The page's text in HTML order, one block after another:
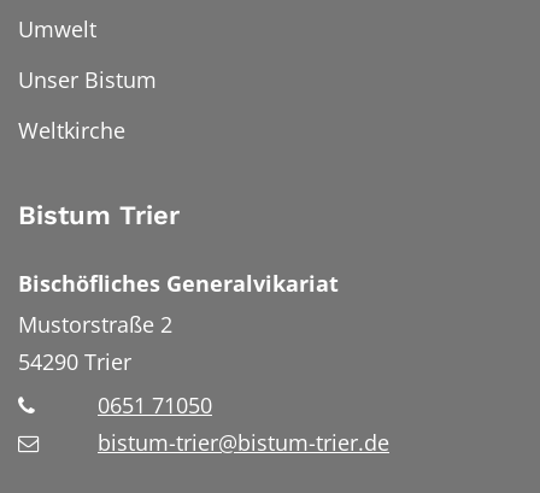
Umwelt
Unser Bistum
Weltkirche
Bistum Trier
Bischöfliches Generalvikariat
Mustorstraße 2
54290 Trier
0651 71050
bistum-trier@bistum-trier.de